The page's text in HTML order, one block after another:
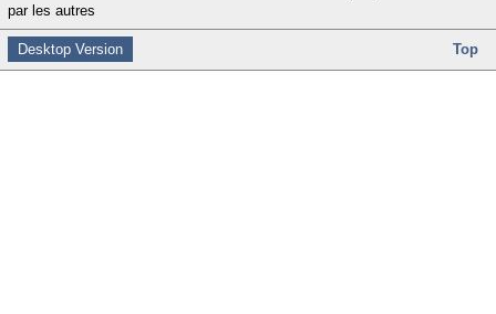
par les autres
Desktop Version Top